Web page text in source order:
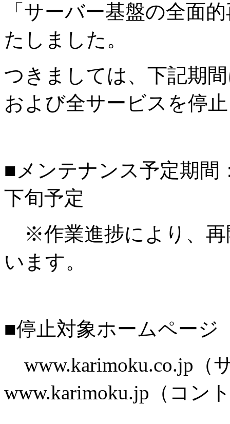
「サーバー基盤の全面
たしました。
つきましては、下記期
および全サービスを停
■メンテナンス予定期間
下旬予定
※作業進捗により、再
います。
■停止対象ホームページ
www.karimoku.co.jp（
www.karimoku.jp（コン